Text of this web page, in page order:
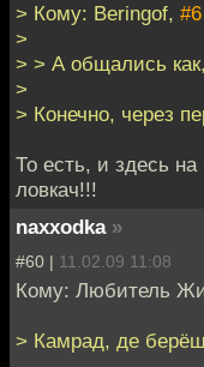
> Кому: Beringof, #6
>
> > А общались
>
> Конечно, через
То есть, и здесь
ловкач!!!
naxxodka »
#60 | 11.02.09 11:08
Кому: Любитель
> Камрад, де